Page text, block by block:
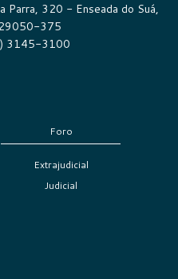
Parra, 320 - Enseada do Suá,
375
3145-3100
Foro
Extrajudicial
Judicial